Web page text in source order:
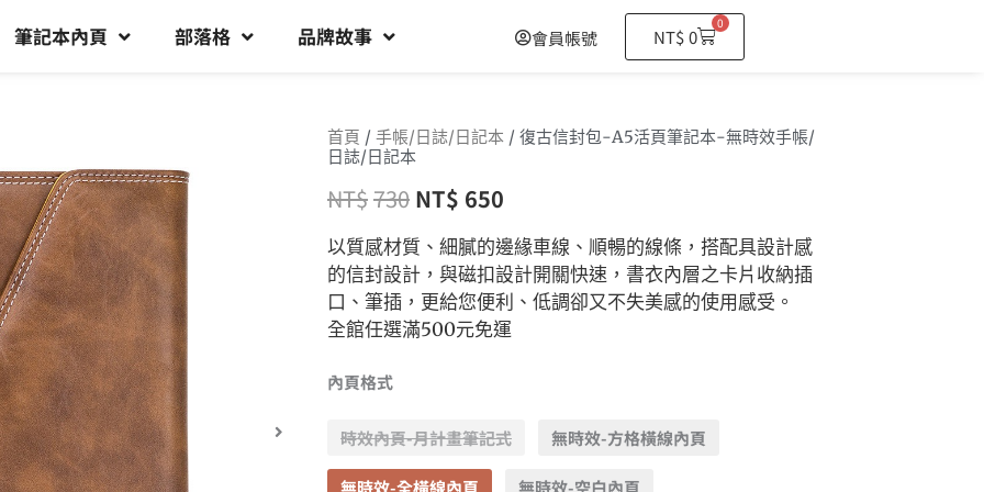
筆記本內頁 部落格 品牌故事 會員帳號 NT$0
0
購
物
首頁 / 手帳/日誌/日記本 / 復古信封包-A5活頁筆記本-無時效手帳/
日誌/日記本
NT$730 NT$ 650
以質感材質、細膩的邊緣車線、順暢的線條，搭配具設計感
的信封設計，與磁扣設計開關快速，書衣內層之卡片收納插
口、筆插，更給您便利、低調卻又不失美感的使用感受。
全館任選滿500元免運
內頁格式
時效內頁-月計畫筆記式 無時效-方格橫線內頁
無時效-全橫線內頁 無時效-空白內頁